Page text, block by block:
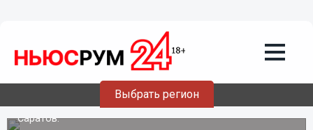
Выбрать регион
Водитель погиб при столкновении
легковушки с фурой в Арзамасском
районе
ДТП произошло на автодороге Нижний Новгород –
Саратов.